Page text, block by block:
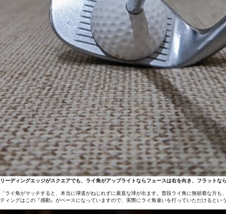
リーディングエッジがスクエアでも、ライ角がアップライトならフェースは右を向き、フラットな
「ライ角がマッチすると、本当に弾道がねじれずに素直な球が出ます。普段ライ角に無頓着な方
ティングはこの『感動』がベースになっていますので、実際にライ角違いを打っていただけるとい